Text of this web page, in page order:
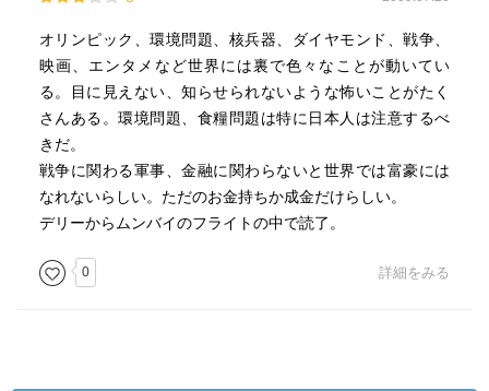
オリンピック、環境問題、核兵器、ダイヤモンド、戦争、
映画、エンタメなど世界には裏で色々なことが動いてい
る。目に見えない、知らせられないような怖いことがたく
さんある。環境問題、食糧問題は特に日本人は注意するべ
きだ。
戦争に関わる軍事、金融に関わらないと世界では富豪には
なれないらしい。ただのお金持ちか成金だけらしい。
デリーからムンバイのフライトの中で読了。
0 詳細をみる